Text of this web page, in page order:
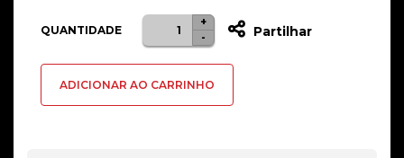
QUANTIDADE
Quantidade
de
ATHLON
-
+
Partilhar
ADICIONAR AO CARRINHO